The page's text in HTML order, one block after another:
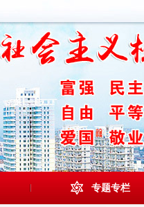
专题专栏